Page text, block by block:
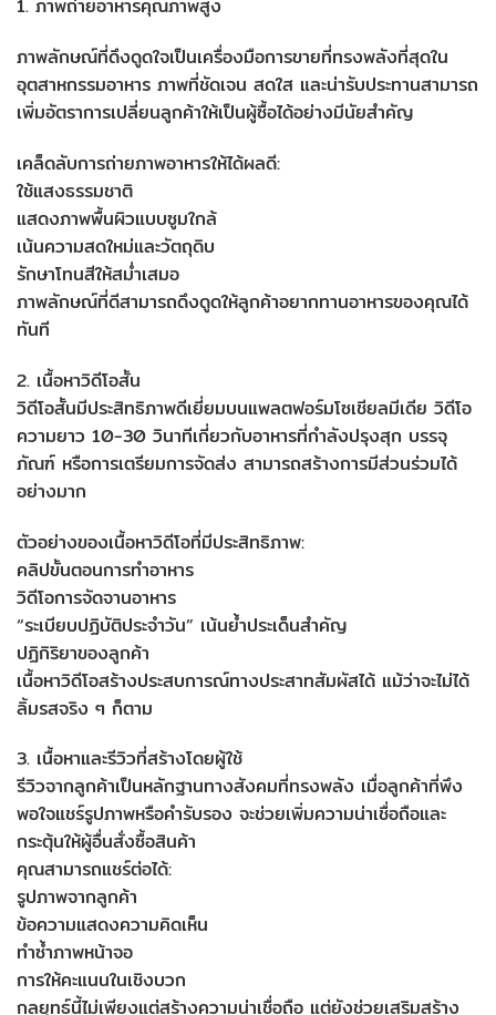
1. ภาพถ่ายอาหารคุณภาพสูง
ภาพลักษณ์ที่ดึงดูดใจเป็นเครื่องมือการขายที่ทรงพลังที่สุดใน
อุตสาหกรรมอาหาร ภาพที่ชัดเจน สดใส และน่ารับประทานสามารถ
เพิ่มอัตราการเปลี่ยนลูกค้าให้เป็นผู้ซื้อได้อย่างมีนัยสำคัญ
เคล็ดลับการถ่ายภาพอาหารให้ได้ผลดี:
ใช้แสงธรรมชาติ
แสดงภาพพื้นผิวแบบซูมใกล้
เน้นความสดใหม่และวัตถุดิบ
รักษาโทนสีให้สม่ำเสมอ
ภาพลักษณ์ที่ดีสามารถดึงดูดให้ลูกค้าอยากทานอาหารของคุณได้
ทันที
2. เนื้อหาวิดีโอสั้น
วิดีโอสั้นมีประสิทธิภาพดีเยี่ยมบนแพลตฟอร์มโซเชียลมีเดีย วิดีโอ
ความยาว 10-30 วินาทีเกี่ยวกับอาหารที่กำลังปรุงสุก บรรจุ
ภัณฑ์ หรือการเตรียมการจัดส่ง สามารถสร้างการมีส่วนร่วมได้
อย่างมาก
ตัวอย่างของเนื้อหาวิดีโอที่มีประสิทธิภาพ:
คลิปขั้นตอนการทำอาหาร
วิดีโอการจัดจานอาหาร
“ระเบียบปฏิบัติประจำวัน” เน้นย้ำประเด็นสำคัญ
ปฏิกิริยาของลูกค้า
เนื้อหาวิดีโอสร้างประสบการณ์ทางประสาทสัมผัสได้ แม้ว่าจะไม่ได้
ลิ้มรสจริง ๆ ก็ตาม
3. เนื้อหาและรีวิวที่สร้างโดยผู้ใช้
รีวิวจากลูกค้าเป็นหลักฐานทางสังคมที่ทรงพลัง เมื่อลูกค้าที่พึง
พอใจแชร์รูปภาพหรือคำรับรอง จะช่วยเพิ่มความน่าเชื่อถือและ
กระตุ้นให้ผู้อื่นสั่งซื้อสินค้า
คุณสามารถแชร์ต่อได้:
รูปภาพจากลูกค้า
ข้อความแสดงความคิดเห็น
ทำซ้ำภาพหน้าจอ
การให้คะแนนในเชิงบวก
กลยุทธ์นี้ไม่เพียงแต่สร้างความน่าเชื่อถือ แต่ยังช่วยเสริมสร้าง